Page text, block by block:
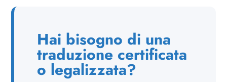
Hai bisogno di una
traduzione certificata
o legalizzata?